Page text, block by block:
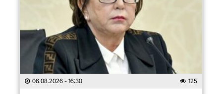
06.08.2026 - 16:30 125